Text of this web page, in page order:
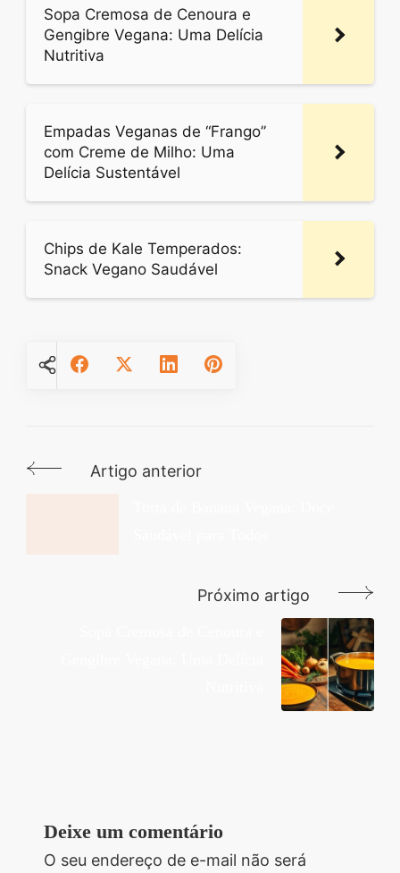
Sopa Cremosa de Cenoura e
Gengibre Vegana: Uma Delícia
Nutritiva
Empadas Veganas de “Frango”
com Creme de Milho: Uma
Delícia Sustentável
Chips de Kale Temperados:
Snack Vegano Saudável
NavegaçãoArtigo anterior
Próximo artigo
Deixe um comentário
O seu endereço de e-mail não será